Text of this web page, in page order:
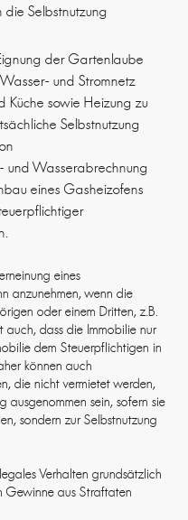
Selbstnutzung
der Gartenlaube
und Stromnetz
Küche sowie Heizung zu
Selbstnutzung
und Wasserabrechnung
eines Gasheizofens
eines
anzunehmen, wenn die
oder einem Dritten, z.B.
auch, dass die Immobilie nur
dem Steuerpflichtigen in
können auch
die nicht vermietet werden,
ausgenommen sein, sofern sie
sondern zur Selbstnutzung
Verhalten grundsätzlich
Gewinne aus Straftaten